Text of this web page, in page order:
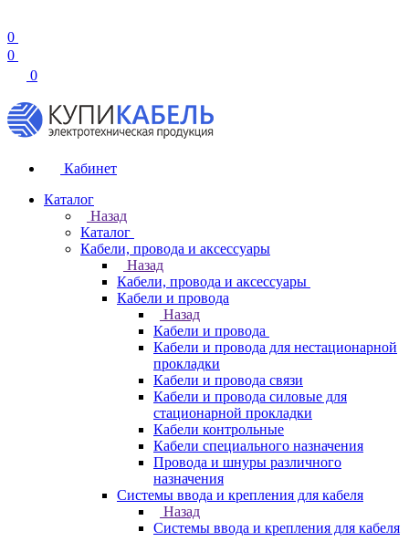
0
0
0
Кабинет
Каталог
Назад
Каталог
Кабели, провода и аксессуары
Назад
Кабели, провода и аксессуары
Кабели и провода
Назад
Кабели и провода
Кабели и провода для нестационарной
прокладки
Кабели и провода связи
Кабели и провода силовые для
стационарной прокладки
Кабели контрольные
Кабели специального назначения
Провода и шнуры различного
назначения
Системы ввода и крепления для кабеля
Назад
Системы ввода и крепления для кабеля